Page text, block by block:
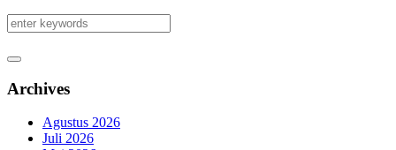
Archives
Agustus 2026
Juli 2026